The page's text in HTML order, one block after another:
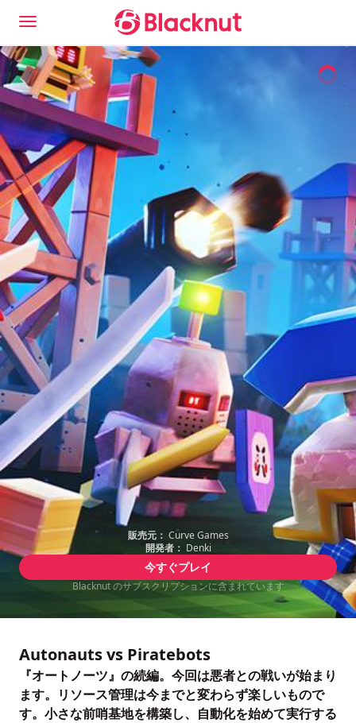
販売元： Curve Games
開発者： Denki
今すぐプレイ
Blacknut のサブスクリプションに含まれています
Autonauts vs Piratebots
『オートノーツ』の続編。今回は悪者との戦いが始まり
ます。リソース管理は今までと変わらず楽しいもので
す。小さな前哨基地を構築し、自動化を始めて実行する